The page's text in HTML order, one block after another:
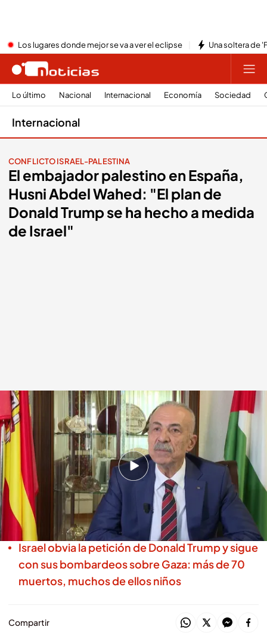
Los lugares donde mejor se va a ver el eclipse Una soltera de
Lo último Nacional Internacional Economía Sociedad
Internacional
CONFLICTO ISRAEL-PALESTINA
El embajador palestino en España,
Husni Abdel Wahed: "El plan de
Donald Trump se ha hecho a medida
de Israel"
El embajador palestino en España, Husni Abdel Wahed, critica el plan de
Donald Trump
Noticias Cuatro
Guillermo G. Gálvez
05 OCT 2025 - 21:15h.
El embajador palestino en España urge a
detener el genocidio y recuerda que ambos
pueblos están condenados a coexistir
Israel obvia la petición de Donald Trump y sigue
con sus bombardeos sobre Gaza: más de 70
muertos, muchos de ellos niños
Compartir